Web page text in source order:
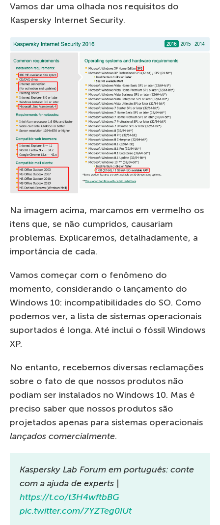
Vamos dar uma olhada nos requisitos do
Kaspersky Internet Security.
Na imagem acima, marcamos em vermelho os
itens que, se não cumpridos, causariam
problemas. Explicaremos, detalhadamente, a
importância de cada.
Vamos começar com o fenômeno do
momento, considerando o lançamento do
Windows 10: incompatibilidades do SO. Como
podemos ver, a lista de sistemas operacionais
suportados é longa. Até inclui o fóssil Windows
XP.
No entanto, recebemos diversas reclamações
sobre o fato de que nossos produtos não
podiam ser instalados no Windows 10. Mas é
preciso saber que nossos produtos são
projetados apenas para sistemas operacionais
lançados comercialmente.
Kaspersky Lab Forum em português: conte
com a ajuda de experts |
https://t.co/t3H4wftbBG
pic.twitter.com/7YZTeg0IUt